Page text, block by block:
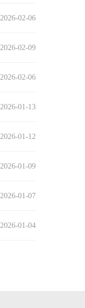
2026-02-06
2026-02-09
2026-02-06
2026-01-13
2026-01-12
2026-01-09
2026-01-07
2026-01-04